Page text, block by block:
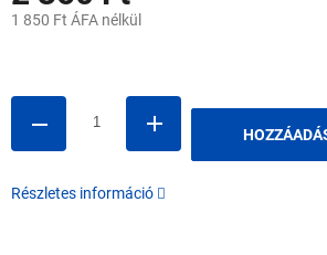
1 850 Ft ÁFA nélkül
Részletes információ